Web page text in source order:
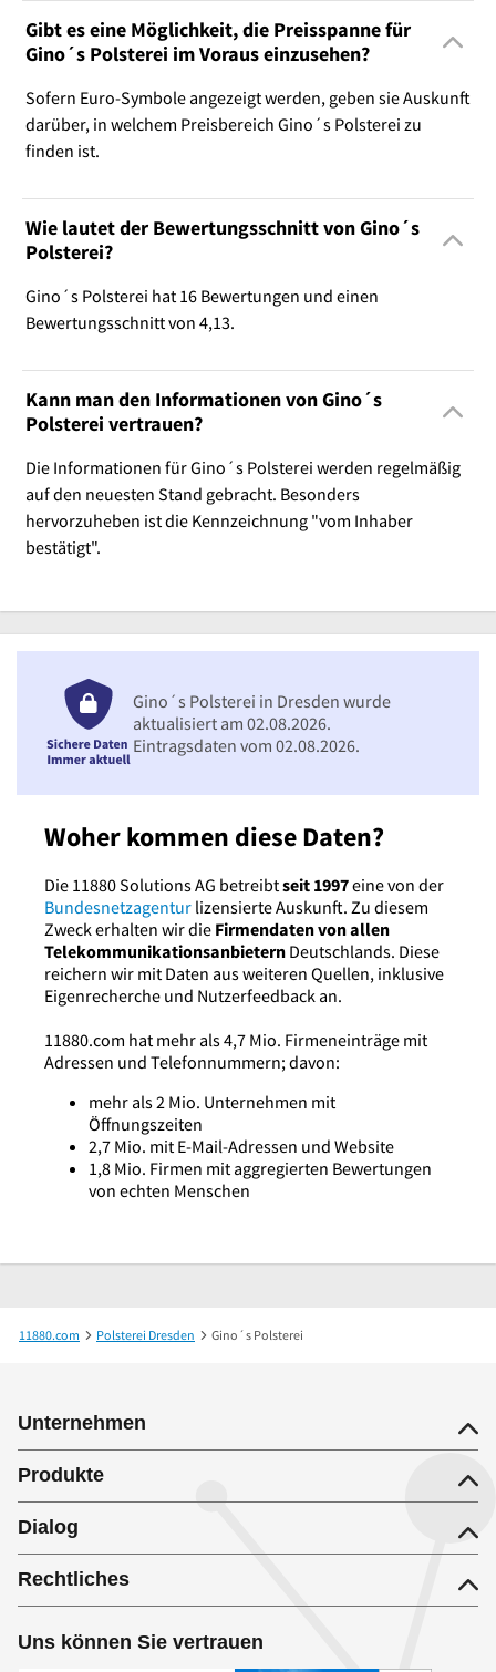
Gibt es eine Möglichkeit, die Preisspanne für
Gino´s Polsterei im Voraus einzusehen?
Sofern Euro-Symbole angezeigt werden, geben sie Auskunft
darüber, in welchem Preisbereich Gino´s Polsterei zu
finden ist.
Wie lautet der Bewertungsschnitt von Gino´s
Polsterei?
Gino´s Polsterei hat 16 Bewertungen und einen
Bewertungsschnitt von 4,13.
Kann man den Informationen von Gino´s
Polsterei vertrauen?
Die Informationen für Gino´s Polsterei werden regelmäßig
auf den neuesten Stand gebracht. Besonders
hervorzuheben ist die Kennzeichnung "vom Inhaber
bestätigt".
Woher kommen diese Daten?
Die 11880 Solutions AG betreibtseit 1997eine von der
Bundesnetzagentur lizensierte Auskunft. Zu diesem
Zweck erhalten wir die Firmendaten von allen
Telekommunikationsanbietern Deutschlands. Diese
reichern wir mit Daten aus weiteren Quellen, inklusive
Eigenrecherche und Nutzerfeedback an.
11880.com hat mehr als 4,7 Mio. Firmeneinträge mit
Adressen und Telefonnummern; davon:
mehr als 2 Mio. Unternehmen mit
Öffnungszeiten
2,7 Mio. mit E-Mail-Adressen und Website
1,8 Mio. Firmen mit aggregierten Bewertungen
von echten Menschen
Gino´s Polsterei in Dresden wurde
aktualisiert am 02.08.2026.
Eintragsdaten vom 02.08.2026.
11880.com Polsterei Dresden Gino´s Polsterei
Unternehmen
Produkte
Dialog
Rechtliches
Uns können Sie vertrauen